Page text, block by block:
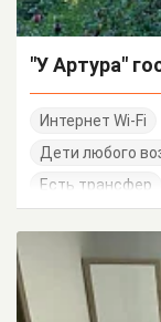
"У Артура"
Интернет Wi-Fi
Дети любого
Есть трансфер